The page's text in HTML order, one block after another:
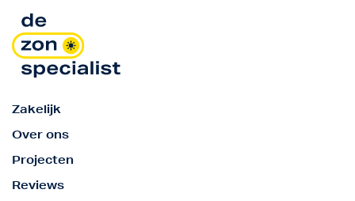
Zakelijk
Over ons
Projecten
Reviews